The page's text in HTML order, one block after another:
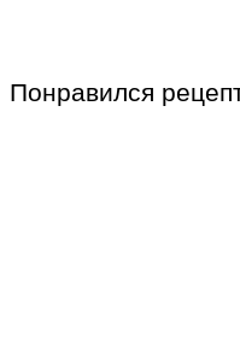
Понравился